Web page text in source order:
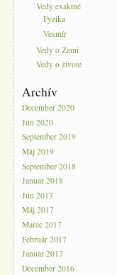
Vedy exaktné
Fyzika
Vesmír
Vedy o Zemi
Vedy o živote
Archív
December 2020
Jún 2020
September 2019
Máj 2019
September 2018
Január 2018
Jún 2017
Máj 2017
Marec 2017
Február 2017
Január 2017
December 2016